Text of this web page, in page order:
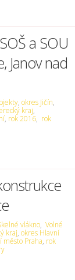
a SOU
Janov nad
,okres Jičín,
kraj,
, rok 2016, rok
vlákno, Volné
kraj,okres Hlavní
město Praha, rok